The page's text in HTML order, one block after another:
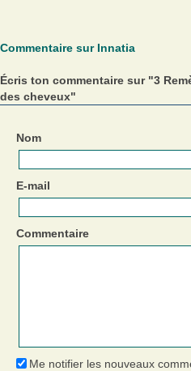
Commentaire sur Innatia
Écris ton commentaire sur "3
des cheveux"
Nom
E-mail
Commentaire
Me notifier les nouveaux